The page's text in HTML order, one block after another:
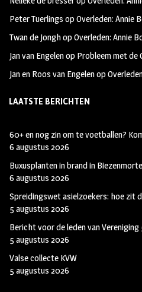
k
m
Peter Tuerlings opOverleden: Annie
Twan de JonghopOverleden: Annie
Jan van Engelenop Probleem met de
Jan en Roos van Engelenop
LAATSTE BERICHTEN
60+ en nog zin om te voetballen?
6 augustus 2026
Buxusplanten in brand in
6 augustus 2026
Spreidingswet asielzoekers: hoe zit
5 augustus 2026
Bericht voor de leden van Vereniging
5 augustus 2026
Valse collecte KVW
5 augustus 2026